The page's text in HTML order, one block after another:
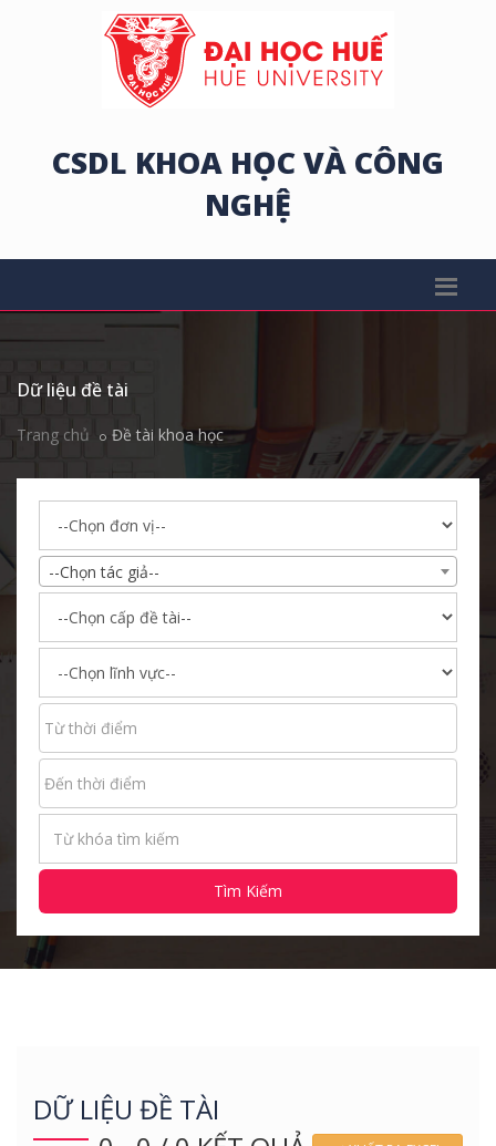
CSDL KHOA HỌC VÀ CÔNG
NGHỆ
Dữ liệu đề tài
Trang chủ Đề tài khoa học
--Chọn tác giả--
Tìm Kiếm
DỮ LIỆU ĐỀ TÀI